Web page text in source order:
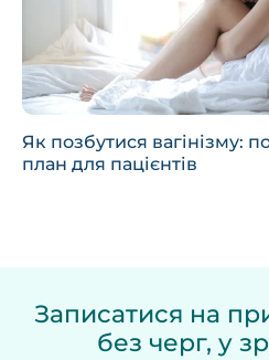
Як позбутися вагінізму:
план для пацієнтів
Записатися на
без черг, у